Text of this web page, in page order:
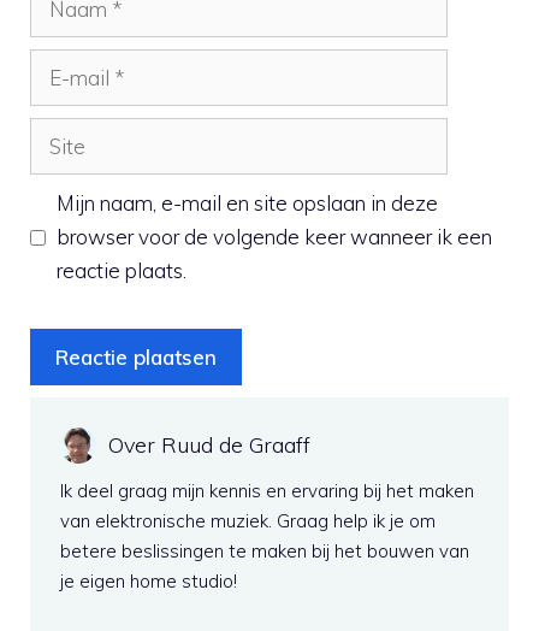
Site
Mijn naam, e-mail en site opslaan in deze
browser voor de volgende keer wanneer ik een
reactie plaats.
Over Ruud de Graaff
Ik deel graag mijn kennis en ervaring bij het maken
van elektronische muziek. Graag help ik je om
betere beslissingen te maken bij het bouwen van
je eigen home studio!